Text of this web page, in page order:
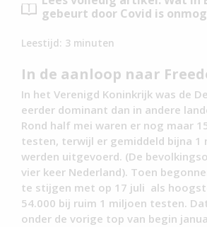
gebeurt door Covid is
Leestijd: 3 minuten
In de aanloop naar
In het Verenigd Koninkrijk was de
eerder dominant dan in andere
Rond half mei waren er nog maar
testen, terwijl er gemiddeld bijna 1
werden uitgevoerd. (De
vier keer Nederland). Toen
te stijgen met op 17 juli als
54.000 bij ruim 1 miljoen testen.
onder de vorige top van begin